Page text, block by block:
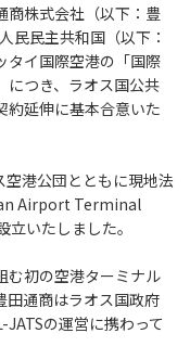
商株式会社（以下：豊
民民主共和国（以下：
タイ国際空港の「国際
につき、ラオス国公共
約延伸に基本合意いた
港公団とともに現地法
Airport Terminal
いたしました。
む初の空港ターミナル
田通商はラオス国政府
の運営に携わって